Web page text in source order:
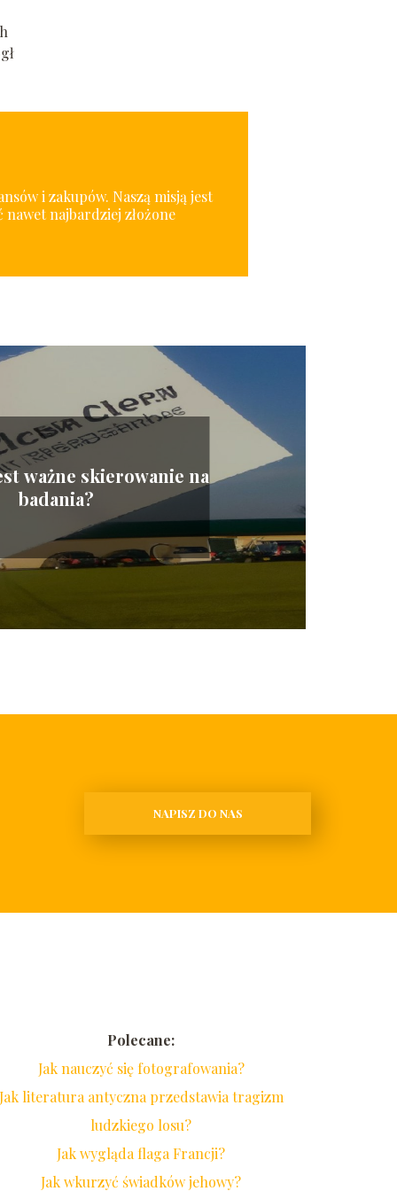
i zakupów. Naszą misją jest
najbardziej złożone
ważne skierowanie na
badania?
NAPISZ DO NAS
Polecane:
Jak nauczyć się fotografowania?
Jak literatura antyczna przedstawia tragizm
ludzkiego losu?
Jak wygląda flaga Francji?
Jak wkurzyć świadków jehowy?